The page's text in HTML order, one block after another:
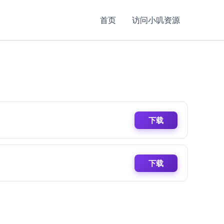
首页 访问小叽资源
下载
下载